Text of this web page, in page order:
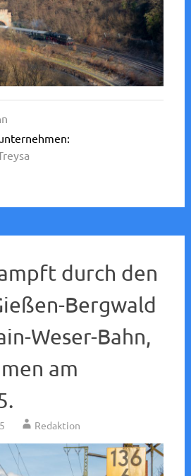
durch den
Bergwald
Weser-Bahn,
am
Redaktion